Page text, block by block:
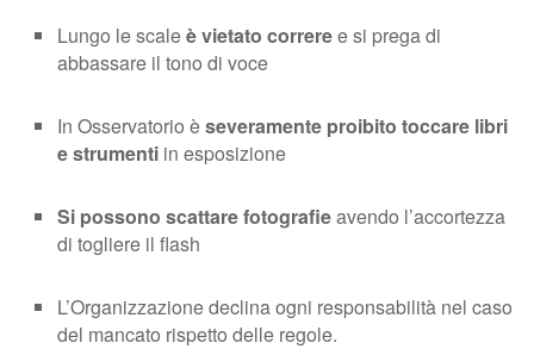
Lungo le scaleè vietato correree si prega di
abbassare il tono di voce
In Osservatorio èseveramente proibito toccare libri
e strumenti in esposizione
Si possono scattare fotografieavendo l’accortezza
di togliere il flash
L’Organizzazione declina ogni responsabilità nel caso
del mancato rispetto delle regole.